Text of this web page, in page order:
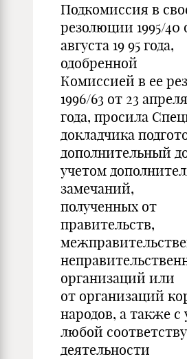
Подкомиссия в
резолюции 1995/40
августа 19 95 года,
одобренной
Комиссией в ее
1996/63 от 23
года, просила
докладчика
дополнительный
учетом
замечаний,
полученных от
правительств,
организаций или
от организаций
народов, а также с
любой
деятельности